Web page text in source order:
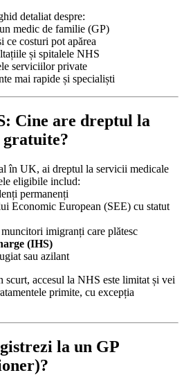
detaliat despre:
medic de familie (GP)
ce costuri pot apărea
și spitalele NHS
serviciilor private
mai rapide și specialiști
Cine are dreptul la
în UK, ai dreptul la servicii medicale
eligibile includ:
permanenți
Economic European (SEE) cu statut
imigranți care plătesc
(IHS)
sau azilant
scurt, accesul la NHS este limitat și vei
primite, cu excepția
la un GP